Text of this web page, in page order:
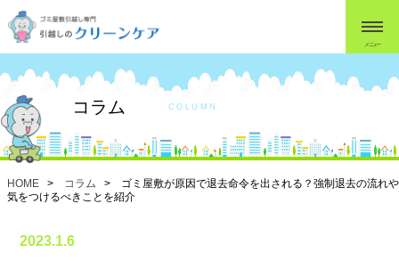
メニュー
コラム COLUMN
HOME > コラム > ゴミ屋敷が原因で退去命令を出される？強制退去の流れや
気をつけるべきことを紹介
2023.1.6